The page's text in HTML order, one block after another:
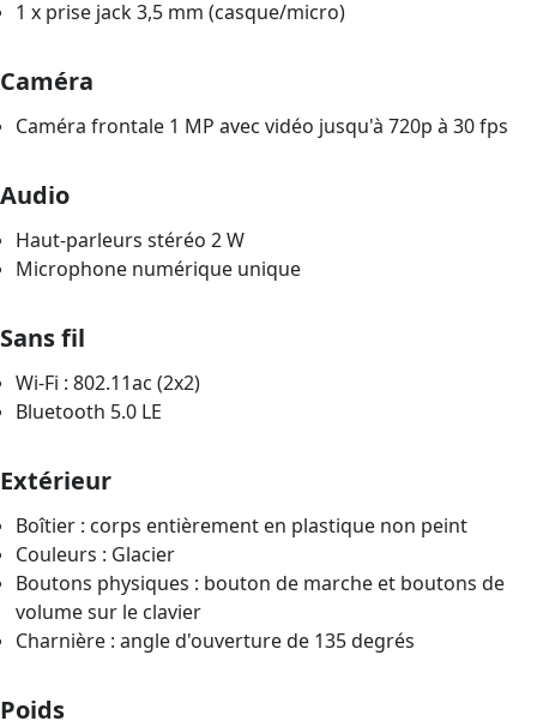
1 x prise jack 3,5 mm (casque/micro)
Caméra
Caméra frontale 1 MP avec vidéo jusqu'à 720p à 30 fps
Audio
Haut-parleurs stéréo 2 W
Microphone numérique unique
Sans fil
Wi-Fi : 802.11ac (2x2)
Bluetooth 5.0 LE
Extérieur
Boîtier : corps entièrement en plastique non peint
Couleurs : Glacier
Boutons physiques : bouton de marche et boutons de
volume sur le clavier
Charnière : angle d'ouverture de 135 degrés
Poids